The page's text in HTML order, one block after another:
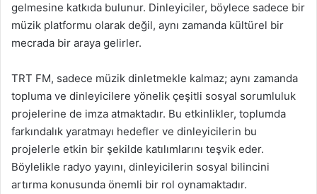
gelmesine katkıda bulunur. Dinleyiciler, böylece sadece bir
müzik platformu olarak değil, aynı zamanda kültürel bir
mecrada bir araya gelirler.
TRT FM, sadece müzik dinletmekle kalmaz; aynı zamanda
topluma ve dinleyicilere yönelik çeşitli sosyal sorumluluk
projelerine de imza atmaktadır. Bu etkinlikler, toplumda
farkındalık yaratmayı hedefler ve dinleyicilerin bu
projelerle etkin bir şekilde katılımlarını teşvik eder.
Böylelikle radyo yayını, dinleyicilerin sosyal bilincini
artırma konusunda önemli bir rol oynamaktadır.